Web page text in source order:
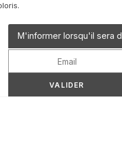
M'informer lorsqu'il sera